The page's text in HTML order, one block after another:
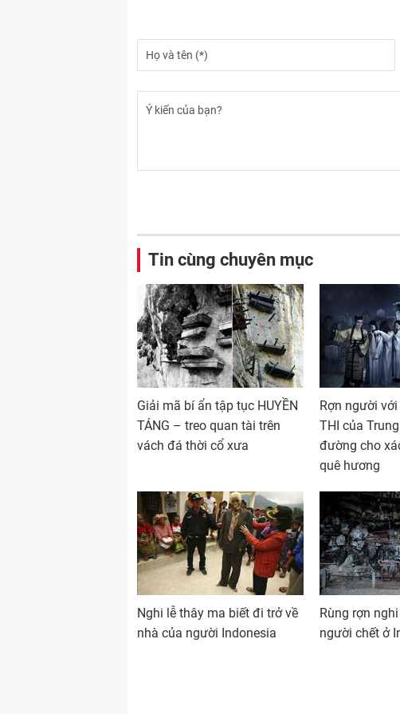
Tin cùng chuyên mục
Giải mã bí ẩn tập tục HUYỀN
TÁNG – treo quan tài trên
vách đá thời cổ xưa
Rợn người
THI của
đường cho
quê hương
Nghi lễ thây ma biết đi trở về
nhà của người Indonesia
Rùng rợn
người chết ở